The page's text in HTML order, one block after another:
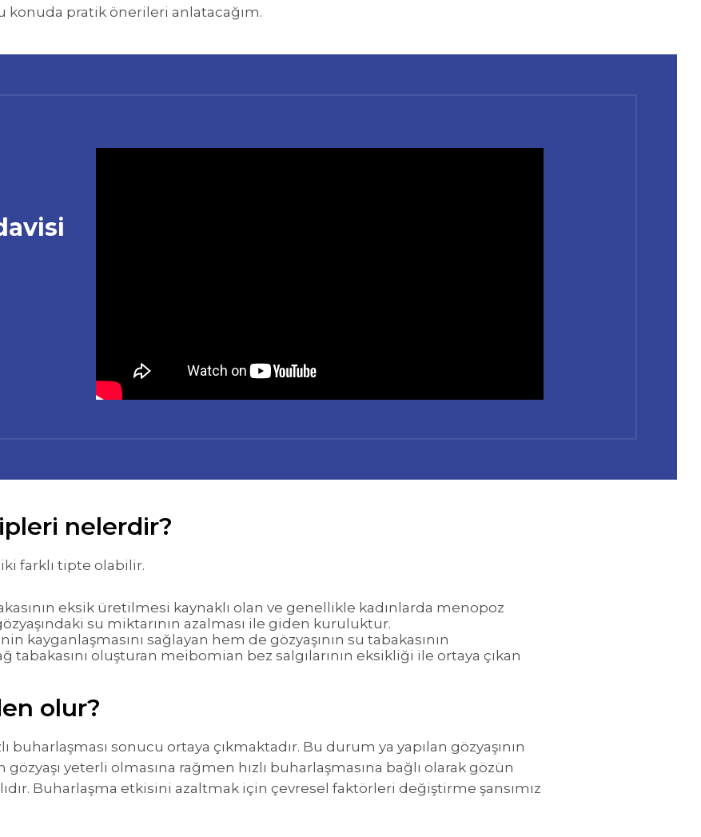
konuda pratik önerileri anlatacağım.
nelerdir?
farklı tipte olabilir.
eksik üretilmesi kaynaklı olan ve genellikle kadınlarda menopoz
su miktarının azalması ile giden kuruluktur.
kayganlaşmasını sağlayan hem de gözyaşının su tabakasının
tabakasını oluşturan meibomian bez salgılarının eksikliği ile ortaya çıkan
olur?
buharlaşması sonucu ortaya çıkmaktadır. Bu durum ya yapılan gözyaşının
gözyaşı yeterli olmasına rağmen hızlı buharlaşmasına bağlı olarak gözün
Buharlaşma etkisini azaltmak için çevresel faktörleri değiştirme şansımız